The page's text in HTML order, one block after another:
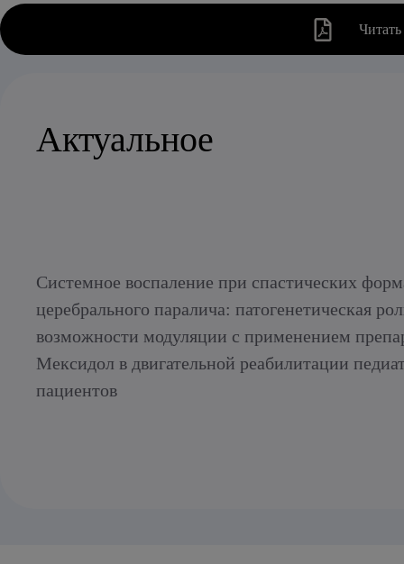
Читать
Актуальное
Системное воспаление при спастических
церебрального паралича: патогенетическая
возможности модуляции с применением
Мексидол в двигательной реабилитации
пациентов